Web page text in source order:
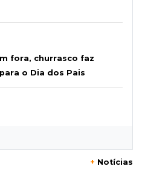
fora, churrasco faz
o Dia dos Pais
+ Notícias